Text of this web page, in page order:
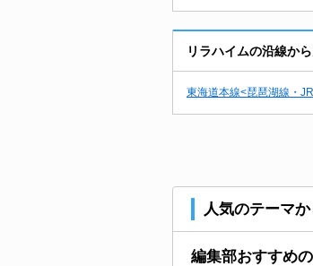
リラハイムの沿線か
東海道本線<琵琶湖線・
人気のテーマ
編集部おすすめ